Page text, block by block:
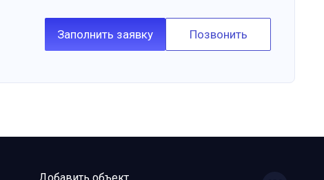
Заполнить заявку Позвонить